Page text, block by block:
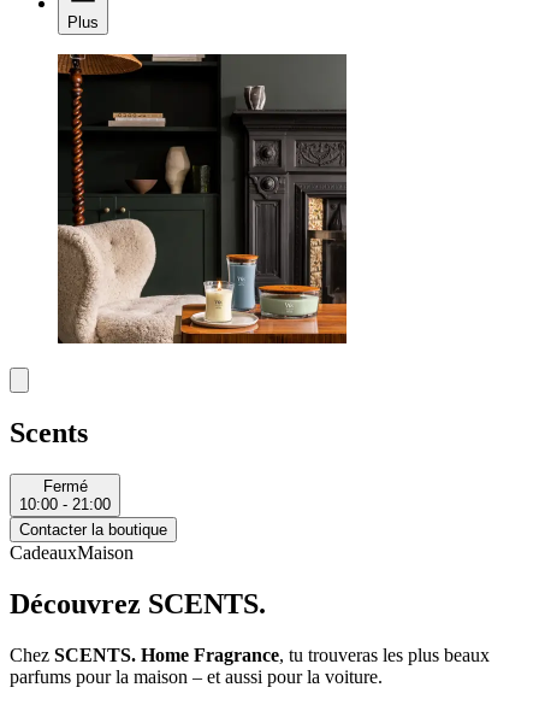
Plus
Scents
Fermé
10:00 - 21:00
Contacter la boutique
CadeauxMaison
Découvrez SCENTS.
Chez SCENTS. Home Fragrance, tu trouveras les plus beaux
parfums pour la maison – et aussi pour la voiture.